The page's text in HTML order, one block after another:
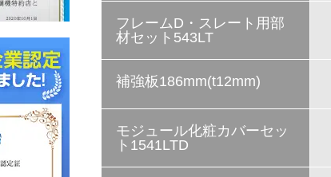
フレームD・スレート用部
材セット543LT
補強板186mm(t12mm)
モジュール化粧カバーセッ
ト1541LTD